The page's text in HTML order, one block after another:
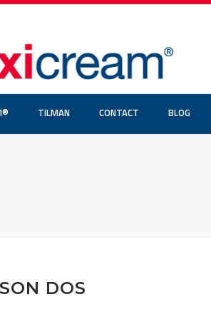
TILMAN CONTACT BLOG
DOS